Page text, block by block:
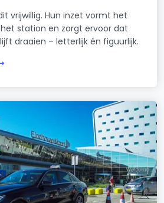
vrijwillig. Hun inzet vormt het
station en zorgt ervoor dat
draaien – letterlijk én figuurlijk.